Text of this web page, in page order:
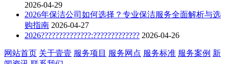
2026-04-29
2026年保洁公司如何选择？专业保洁服务全面解析与选
购指南 2026-04-27
2026??????????????:????????????? 2026-04-26
网站首页 关于壹壹 服务项目 服务网点 服务标准 服务案例 新